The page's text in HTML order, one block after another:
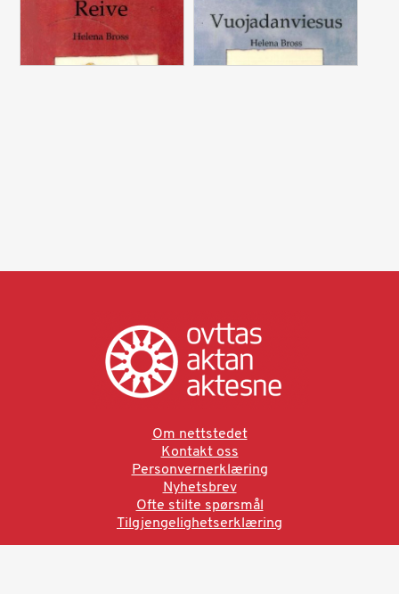
Om nettstedet
Kontakt oss
Personvernerklæring
Nyhetsbrev
Ofte stilte spørsmål
Tilgjengelighetserklæring